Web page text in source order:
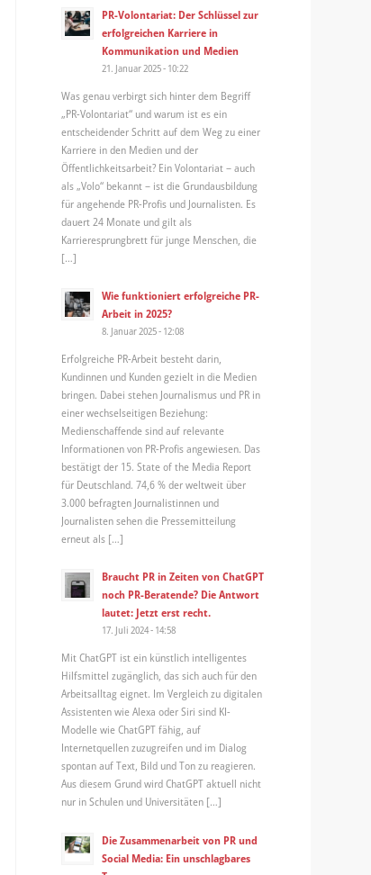
PR-Volontariat: Der Schlüssel zur
erfolgreichen Karriere in
Kommunikation und Medien
21. Januar 2025 - 10:22
Was genau verbirgt sich hinter dem Begriff
„PR-Volontariat“ und warum ist es ein
entscheidender Schritt auf dem Weg zu einer
Karriere in den Medien und der
Öffentlichkeitsarbeit? Ein Volontariat – auch
als „Volo“ bekannt – ist die Grundausbildung
für angehende PR-Profis und Journalisten. Es
dauert 24 Monate und gilt als
Karrieresprungbrett für junge Menschen, die
[…]
Wie funktioniert erfolgreiche PR-
Arbeit in 2025?
8. Januar 2025 - 12:08
Erfolgreiche PR-Arbeit besteht darin,
Kundinnen und Kunden gezielt in die Medien
bringen. Dabei stehen Journalismus und PR in
einer wechselseitigen Beziehung:
Medienschaffende sind auf relevante
Informationen von PR-Profis angewiesen. Das
bestätigt der 15. State of the Media Report
für Deutschland. 74,6 % der weltweit über
3.000 befragten Journalistinnen und
Journalisten sehen die Pressemitteilung
erneut als […]
Braucht PR in Zeiten von ChatGPT
noch PR-Beratende? Die Antwort
lautet: Jetzt erst recht.
17. Juli 2024 - 14:58
Mit ChatGPT ist ein künstlich intelligentes
Hilfsmittel zugänglich, das sich auch für den
Arbeitsalltag eignet. Im Vergleich zu digitalen
Assistenten wie Alexa oder Siri sind KI-
Modelle wie ChatGPT fähig, auf
Internetquellen zuzugreifen und im Dialog
spontan auf Text, Bild und Ton zu reagieren.
Aus diesem Grund wird ChatGPT aktuell nicht
nur in Schulen und Universitäten […]
Die Zusammenarbeit von PR und
Social Media: Ein unschlagbares